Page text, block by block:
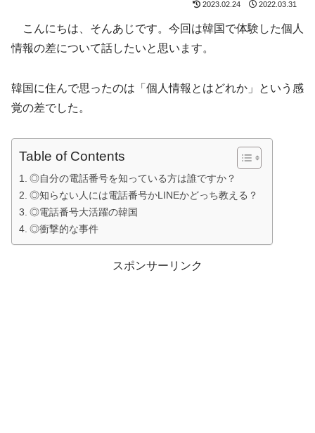
2023.02.24 2022.03.31
こんにちは、そんあじです。今回は韓国で体験した個人
情報の差について話したいと思います。
韓国に住んで思ったのは「個人情報とはどれか」という感
覚の差でした。
Table of Contents
◎自分の電話番号を知っている方は誰ですか？
◎知らない人には電話番号かLINEかどっち教える？
◎電話番号大活躍の韓国
◎衝撃的な事件
スポンサーリンク